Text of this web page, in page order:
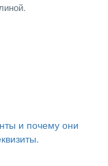
и почему они